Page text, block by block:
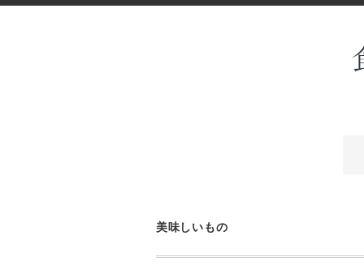
美味しいもの